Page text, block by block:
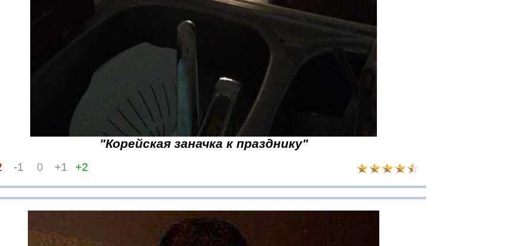
"Корейская заначка к празднику"
-1 0 +1 +2